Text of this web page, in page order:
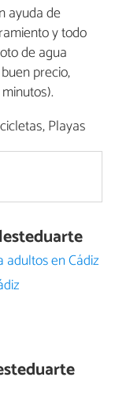
ayuda de
y todo
de agua
precio,
Playas
en Cádiz